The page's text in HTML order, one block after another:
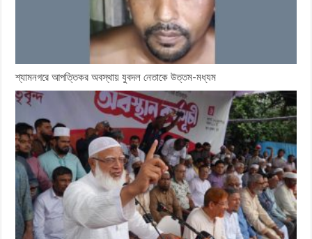
শ্যামনগরে আপত্তিকর অবস্থায় যুবদল নেতাকে উত্তম-মধ্যম